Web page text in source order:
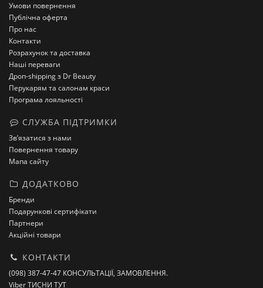
Умови повернення
Публічна оферта
Про нас
Контакти
Розрахунок та доставка
Наші переваги
Дроп-shipping з Dr Beauty
Перукарям та салонам краси
Програма лояльності
СЛУЖБА ПІДТРИМКИ
Зв’язатися з нами
Повернення товару
Мапа сайту
ДОДАТКОВО
Бренди
Подарункові сертифікати
Партнери
Акційні товари
КОНТАКТИ
(098) 387-47-47 КОНСУЛЬТАЦІЇ, ЗАМОВЛЕННЯ.
Viber ТИСНИ ТУТ